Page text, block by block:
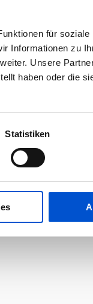
für
Informationen zu
Unsere
haben oder die
Statistiken